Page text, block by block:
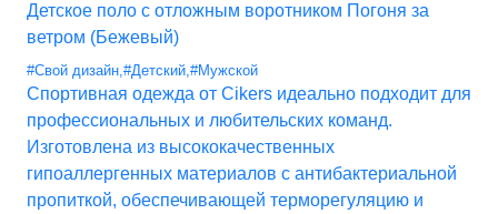
Детское поло с отложным воротником Погоня за
ветром (Бежевый)
#Свой дизайн,#Детский,#Мужской
Спортивная одежда от Cikers идеально подходит для
профессиональных и любительских команд.
Изготовлена из высококачественных
гипоаллергенных материалов с антибактериальной
пропиткой, обеспечивающей терморегуляцию и